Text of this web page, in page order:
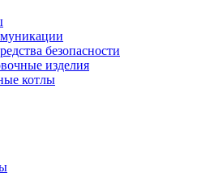
безопасности
изделия
котлы